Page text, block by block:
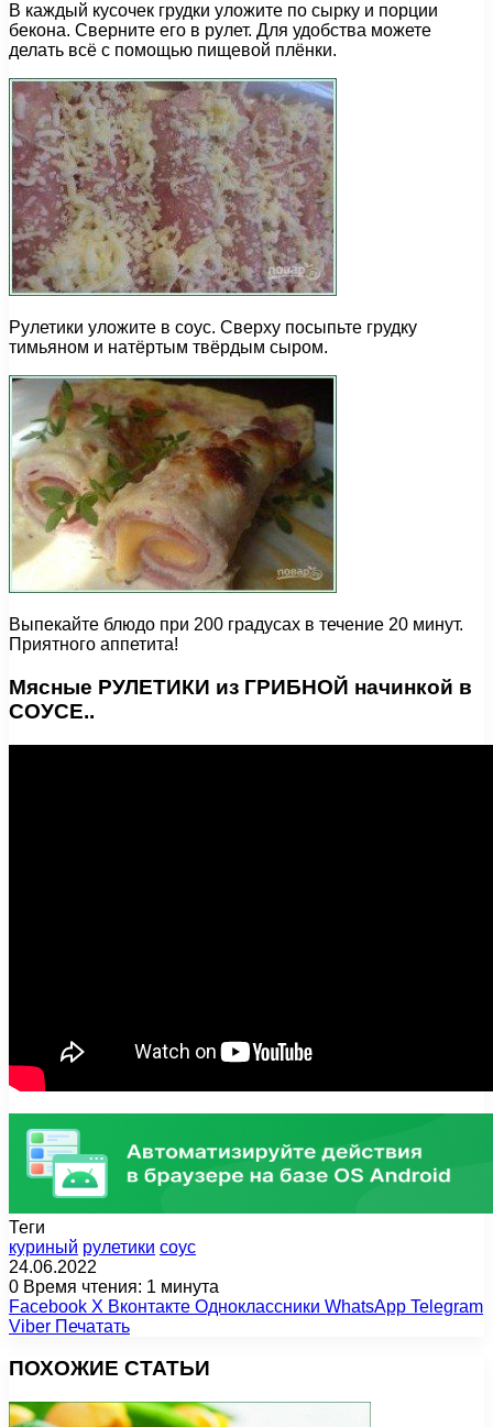
В каждый кусочек грудки уложите по сырку и порции
бекона. Сверните его в рулет. Для удобства можете
делать всё с помощью пищевой плёнки.
Рулетики уложите в соус. Сверху посыпьте грудку
тимьяном и натёртым твёрдым сыром.
Выпекайте блюдо при 200 градусах в течение 20 минут.
Приятного аппетита!
Мясные РУЛЕТИКИ из ГРИБНОЙ начинкой в
СОУСЕ..
Теги
куриный рулетики соус
24.06.2022
0 Время чтения: 1 минута
Facebook X Вконтакте Одноклассники WhatsApp Telegram
Viber Печатать
ПОХОЖИЕ СТАТЬИ